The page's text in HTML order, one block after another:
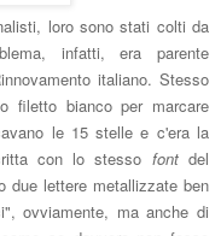
loro sono stati colti da
infatti, era parente
italiano. Stesso
filetto bianco per marcare
le 15 stelle e c'era la
con lo stesso fontdel
due lettere metallizzate ben
ovviamente, ma anche di